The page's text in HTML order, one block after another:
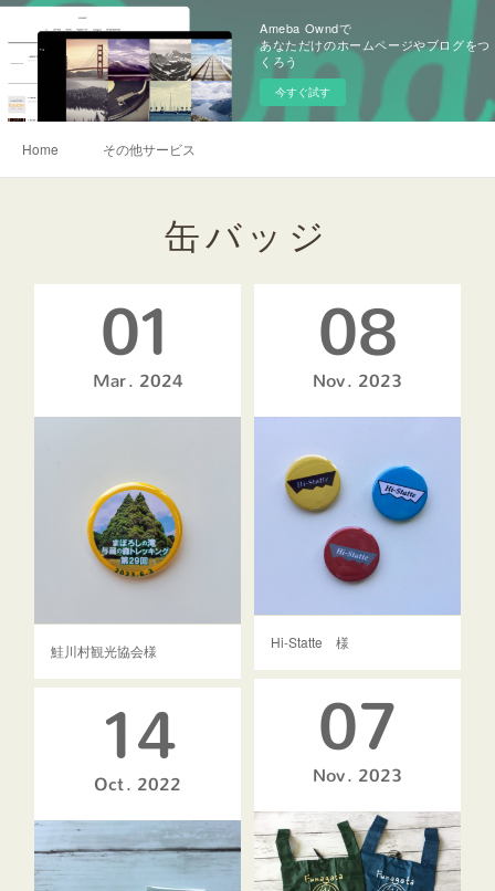
Ameba Owndで
あなただけのホームページやブログをつ
くろう
今すぐ試す
Home その他サービス
缶バッジ
01
Mar 2024
鮭川村観光協会様
08
Nov 2023
Hi-Statte 様
07
Nov 2023
14
Oct 2022